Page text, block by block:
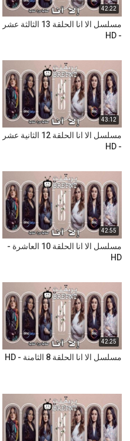
42:22
مسلسل الا انا الحلقة 13 الثالثة عشر
- HD
43:12
مسلسل الا انا الحلقة 12 الثانية عشر
- HD
42:55
مسلسل الا انا الحلقة 10 العاشرة -
HD
42:25
مسلسل الا انا الحلقة 8 الثامنة - HD